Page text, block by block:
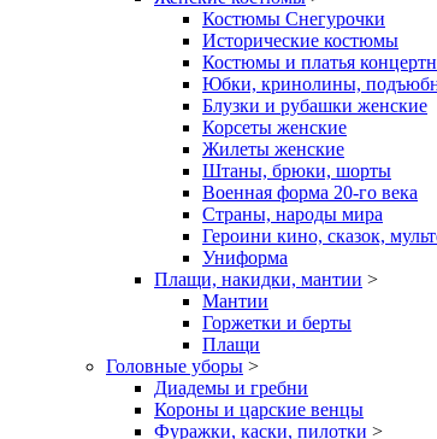
Костюмы Снегурочки
Исторические костюмы
Костюмы и платья
Юбки, кринолины,
Блузки и рубашки женские
Корсеты женские
Жилеты женские
Штаны, брюки, шорты
Военная форма 20-го века
Страны, народы мира
Героини кино, сказок,
Униформа
Плащи, накидки, мантии >
Мантии
Горжетки и берты
Плащи
Головные уборы >
Диадемы и гребни
Короны и царские венцы
Фуражки, каски, пилотки >